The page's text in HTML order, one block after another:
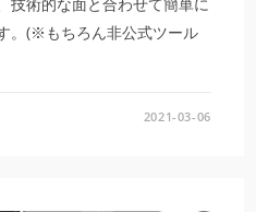
。(※もちろん非公式ツール
2021-03-06